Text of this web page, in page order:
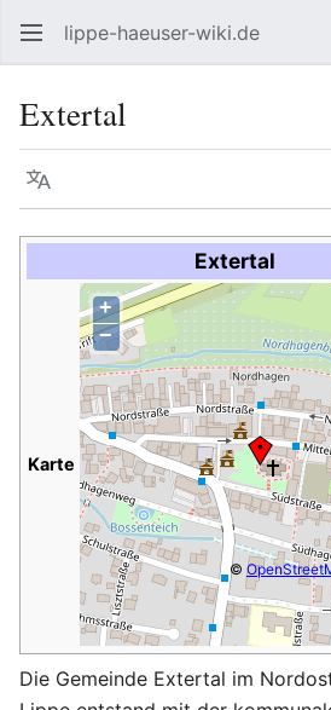
lippe-haeuser-wiki.de
Extertal
Sprache
Extertal
Karte
+
−
©
Die Gemeinde Extertal im